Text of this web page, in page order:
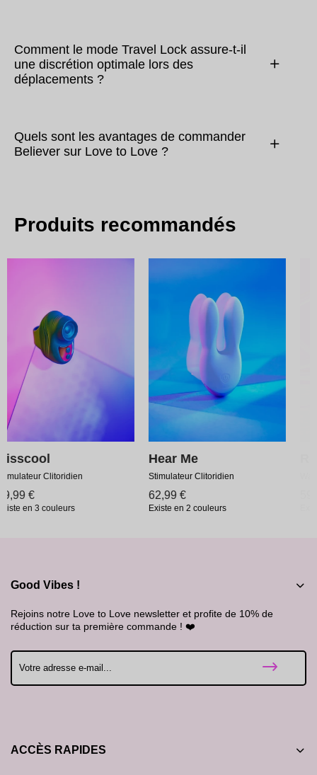
Comment le mode Travel Lock assure-t-il
une discrétion optimale lors des
déplacements ?
Quels sont les avantages de commander
Believer sur Love to Love ?
Produits recommandés
Hear Me
Stimulateur Clitoridien
62,99 €
Existe en 2 couleurs
R-evolution
Wand
59,99 €
Existe en 2 couleurs
Good Vibes !
Rejoins notre Love to Love newsletter et profite de 10% de
réduction sur ta première commande ! ❤️
ACCÈS RAPIDES